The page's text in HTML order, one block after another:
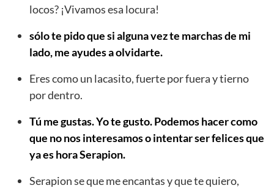
locos? ¡Vivamos esa locura!
sólo te pido que si alguna vez te marchas de mi
lado, me ayudes a olvidarte.
Eres como un lacasito, fuerte por fuera y tierno
por dentro.
Tú me gustas. Yo te gusto. Podemos hacer como
que no nos interesamos o intentar ser felices que
ya es hora Serapion.
Serapion se que me encantas y que te quiero,